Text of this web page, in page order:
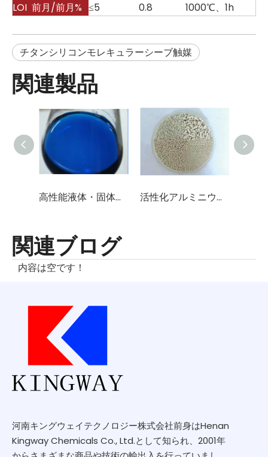
LOI 前月/前月% ≤5 0.8 1000℃、1h
チタンシリコンモレキュラーシーブ触媒
関連製品
高性能液体・固体脱硫触媒（スルホン化フタロシアニンコバルト） 活性化アルミニウム/酸化アルミニウム/触媒担体(Al2O3含有量96%-98%)
関連ブログ
内容は空です！
河南キングウェイテクノロジー株式会社前身はHenan
Kingway Chemicals Co., Ltd.として知られ、2001年